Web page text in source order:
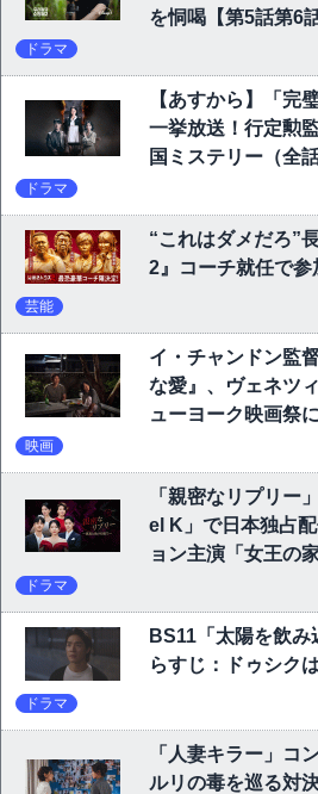
を恫喝【第5話第6話
ドラマ
【あすから】「完
一挙放送！行定勲
国ミステリー（全
ドラマ
“これはダメだろ”
2』コーチ就任で
芸能
イ・チャンドン監
な愛』、ヴェネツ
ューヨーク映画祭
映画祭で快挙｜
映画
「親密なリプリー
el K」で日本独占
ョン主演「女王の
ドラマ
BS11「太陽を飲
らすじ：ドゥシク
ドラマ
「人妻キラー」コ
ルリの毒を巡る対